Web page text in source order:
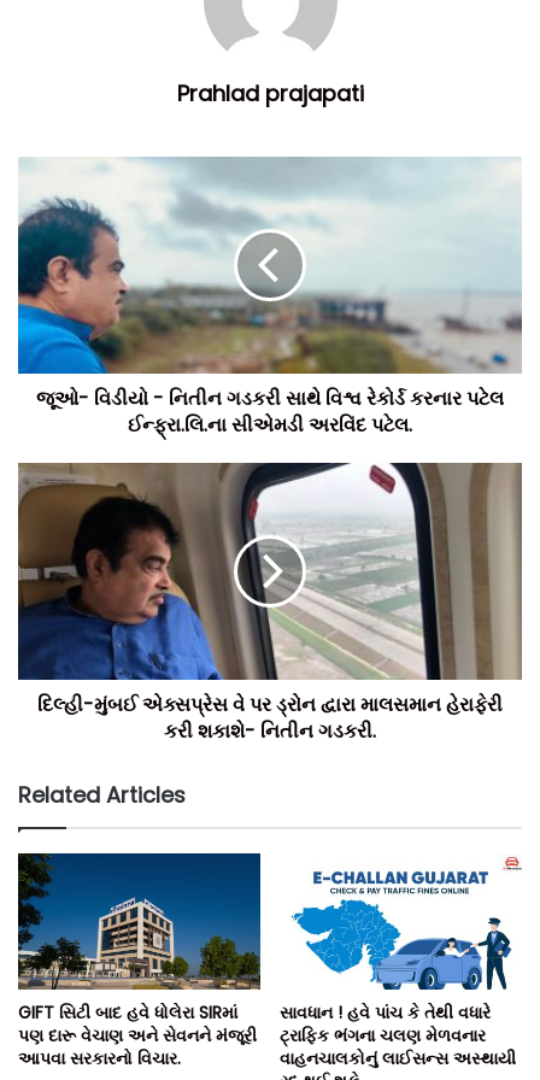
Prahlad prajapati
જૂઓ- વિડીયો - નિતીન ગડકરી સાથે વિશ્વ રેકોર્ડ કરનાર પટેલ
ઈન્ફ્રા.લિ.ના સીએમડી અરવિંદ પટેલ.
દિલ્હી-મુંબઈ એક્સપ્રેસ વે પર ડ્રોન દ્વારા માલસમાન હેરાફેરી
કરી શકાશે- નિતીન ગડકરી.
Related Articles
GIFT સિટી બાદ હવે ધોલેરા SIRમાં
પણ દારૂ વેચાણ અને સેવનને મંજૂરી
આપવા સરકારનો વિચાર.
સાવધાન ! હવે પાંચ કે તેથી વધારે
ટ્રાફિક ભંગના ચલણ મેળવનાર
વાહનચાલકોનું લાઈસન્સ અસ્થાયી